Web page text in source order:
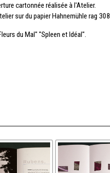
cartonnée réalisée à l'Atelier.
sur du papier Hahnemühle rag 308
du Mal" "Spleen et Idéal".